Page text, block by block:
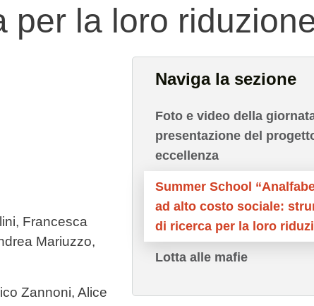
la loro
Francesca
Mariuzzo,
Zannoni, Alice
Naviga la sezione
Foto e video della
presentazione del
eccellenza
Summer School
ad alto costo sociale:
di ricerca per la loro
Lotta alle mafie